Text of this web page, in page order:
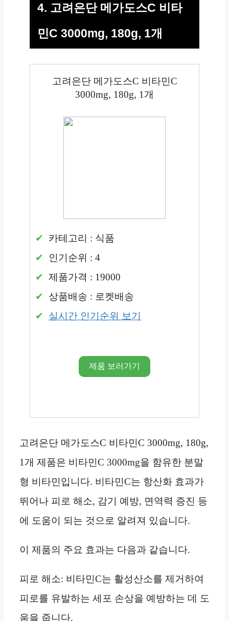
4. 고려은단 메가도스C 비타
민C 3000mg, 180g, 1개
고려은단 메가도스C 비타민C
3000mg, 180g, 1개
카테고리 : 식품
인기순위 : 4
제품가격 : 19000
상품배송 : 로켓배송
실시간 인기순위 보기
제품 보러가기
고려은단 메가도스C 비타민C 3000mg, 180g,
1개 제품은 비타민C 3000mg을 함유한 분말
형 비타민입니다. 비타민C는 항산화 효과가
뛰어나 피로 해소, 감기 예방, 면역력 증진 등
에 도움이 되는 것으로 알려져 있습니다.
이 제품의 주요 효과는 다음과 같습니다.
피로 해소: 비타민C는 활성산소를 제거하여
피로를 유발하는 세포 손상을 예방하는 데 도
움을 줍니다.